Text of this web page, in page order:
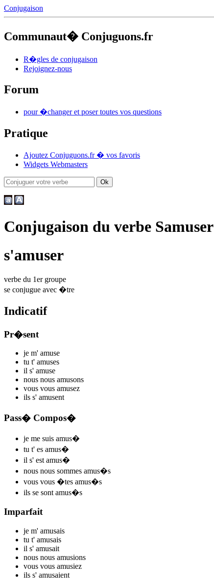
Conjugaison
Communaut� Conjuguons.fr
R�gles de conjugaison
Rejoignez-nous
Forum
pour �changer et poser toutes vos questions
Pratique
Ajoutez Conjuguons.fr � vos favoris
Widgets Webmasters
Conjugaison du verbe Samuser
s'amuser
verbe du 1er groupe
se conjugue avec �tre
Indicatif
Pr�sent
je m' amuse
tu t' amuses
il s' amuse
nous nous amusons
vous vous amusez
ils s' amusent
Pass� Compos�
je me suis amus�
tu t' es amus�
il s' est amus�
nous nous sommes amus�s
vous vous �tes amus�s
ils se sont amus�s
Imparfait
je m' amusais
tu t' amusais
il s' amusait
nous nous amusions
vous vous amusiez
ils s' amusaient